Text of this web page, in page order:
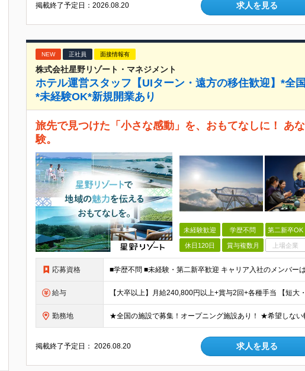
掲載終了予定日：2026.08.20 求人を見る
NEW 正社員 面接情報有
株式会社星野リゾート・マネジメント
ホテル運営スタッフ【UIターン・遠方の移住歓迎】*全
*未経験OK*新規開業あり
旅先で見つけた「小さな感動」を、おもてなしに！ あ
験。
未経験歓迎 学歴不問 第二新卒OK
休日120日 賞与複数月 上場企業
応募資格
給与
勤務地
掲載終了予定日：2026.08.20 求人を見る